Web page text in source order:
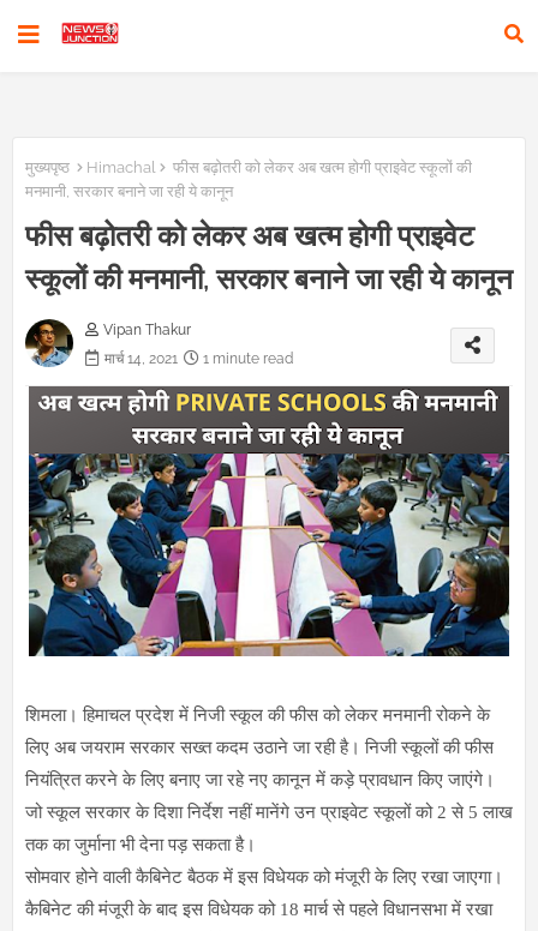
मुख्यपृष्ठ Himachal
फीस बढ़ोतरी को लेकर अब खत्म होगी प्राइवेट स्कूलों की
मनमानी, सरकार बनाने जा रही ये कानून
फीस बढ़ोतरी को लेकर अब खत्म होगी प्राइवेट
स्कूलों की मनमानी, सरकार बनाने जा रही ये कानून
Vipan Thakur
मार्च 14, 2021
1 minute read
शिमला। हिमाचल प्रदेश में निजी स्कूल की फीस को लेकर मनमानी रोकने के
लिए अब जयराम सरकार सख्त कदम उठाने जा रही है। निजी स्कूलों की फीस
नियंत्रित करने के लिए बनाए जा रहे नए कानून में कड़े प्रावधान किए जाएंगे।
जो स्कूल सरकार के दिशा निर्देश नहीं मानेंगे उन प्राइवेट स्कूलों को 2 से 5 लाख
तक का जुर्माना भी देना पड़ सकता है।
सोमवार होने वाली कैबिनेट बैठक में इस विधेयक को मंजूरी के लिए रखा जाएगा।
कैबिनेट की मंजूरी के बाद इस विधेयक को 18 मार्च से पहले विधानसभा में रखा